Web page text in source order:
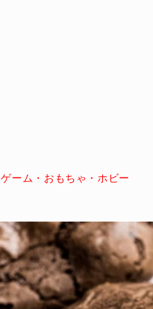
ゲーム・おもちゃ・ホビー